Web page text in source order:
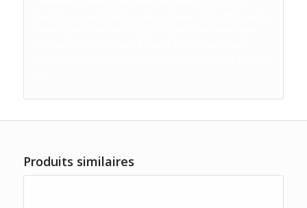
Produits similaires